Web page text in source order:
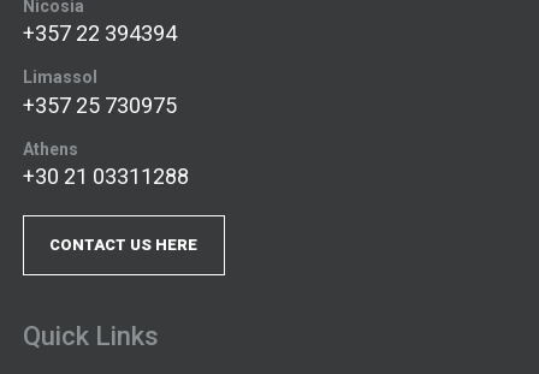
Nicosia
+357 22 394394
Limassol
+357 25 730975
Athens
+30 21 03311288
CONTACT US HERE
Quick Links